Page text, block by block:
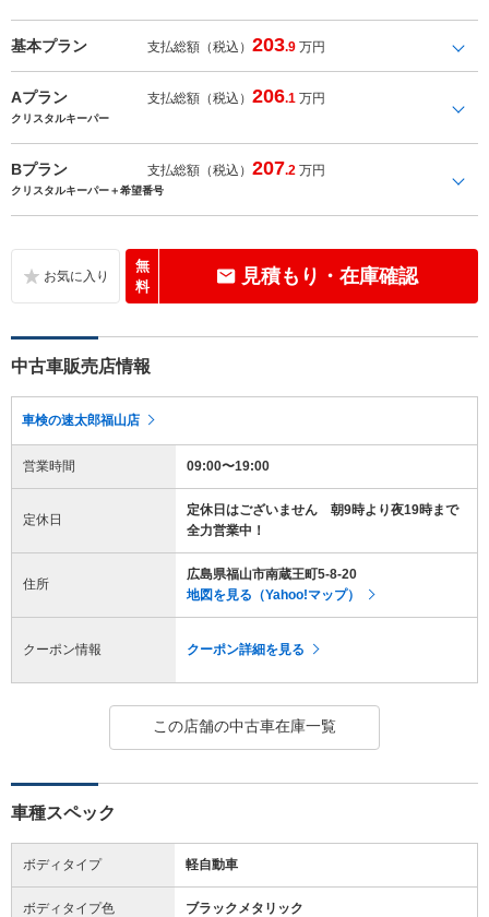
基本プラン 支払総額（税込）203.9 万円
Aプラン 支払総額（税込）206.1 万円
クリスタルキーパー
Bプラン 支払総額（税込）207.2 万円
クリスタルキーパー＋希望番号
無
料
見積もり・在庫確認
中古車販売店情報
車検の速太郎福山店
営業時間 09:00〜19:00
定休日
定休日はございません 朝9時より夜19時まで
全力営業中！
住所
広島県福山市南蔵王町5-8-20
地図を見る（Yahoo!マップ）
クーポン情報 クーポン詳細を見る
この店舗の中古車在庫一覧
車種スペック
ボディタイプ 軽自動車
ボディタイプ色 ブラックメタリック